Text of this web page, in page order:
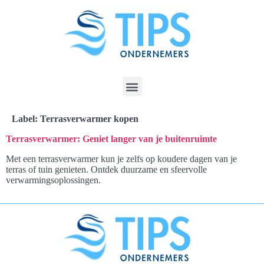
Label: Terrasverwarmer kopen
Terrasverwarmer: Geniet langer van je buitenruimte
Met een terrasverwarmer kun je zelfs op koudere dagen van je
terras of tuin genieten. Ontdek duurzame en sfeervolle
verwarmingsoplossingen.